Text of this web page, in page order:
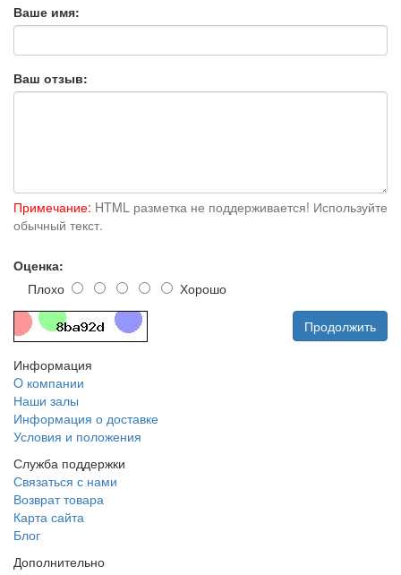
Ваше имя:
Ваш отзыв:
Примечание: HTML разметка не поддерживается! Используйте
обычный текст.
Оценка:
Плохо
Хорошо
Продолжить
Информация
O компании
Наши залы
Информация о доставке
Условия и положения
Служба поддержки
Связаться с нами
Возврат товара
Карта сайта
Блог
Дополнительно